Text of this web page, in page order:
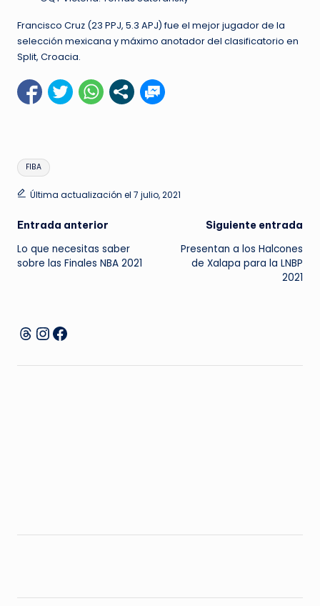
Francisco Cruz (23 PPJ, 5.3 APJ) fue el mejor jugador de la
selección mexicana y máximo anotador del clasificatorio en
Split, Croacia.
Etiquetas:
FIBA
Última actualización el 7 julio, 2021
Navegación
de
Entrada anterior
Lo que necesitas saber
sobre las Finales NBA 2021
Siguiente entrada
Presentan a los Halcones
de Xalapa para la LNBP
2021
Threads
Instagram
Facebook